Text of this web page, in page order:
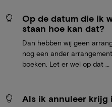
Op de datum die ik
staan hoe kan dat?
Dan hebben wij geen
nog een ander
boeken. Let er wel op dat …
Als ik annuleer krijg